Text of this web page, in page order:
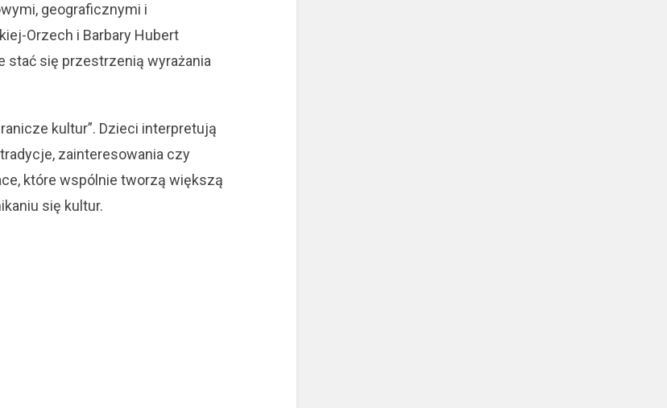
geograficznymi i
Orzech i Barbary Hubert
stać się przestrzenią wyrażania
kultur”. Dzieci interpretują
zainteresowania czy
które wspólnie tworzą większą
się kultur.